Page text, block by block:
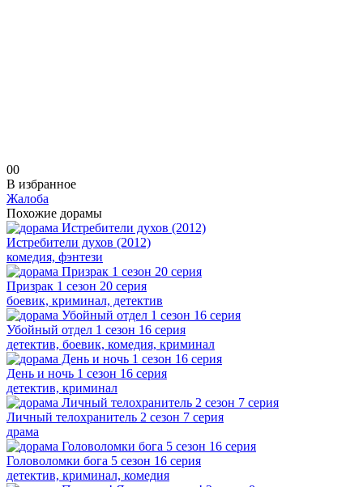
00
В избранное
Жалоба
Похожие дорамы
Истребители духов (2012)
комедия, фэнтези
Призрак 1 сезон 20 серия
боевик, криминал, детектив
Убойный отдел 1 сезон 16 серия
детектив, боевик, комедия, криминал
День и ночь 1 сезон 16 серия
детектив, криминал
Личный телохранитель 2 сезон 7 серия
драма
Головоломки бога 5 сезон 16 серия
детектив, криминал, комедия